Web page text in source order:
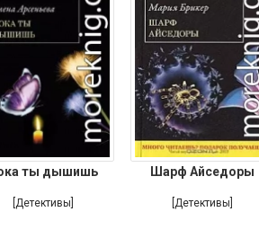
ты дышишь
[Детективы]
Шарф Айседоры
[Детективы]